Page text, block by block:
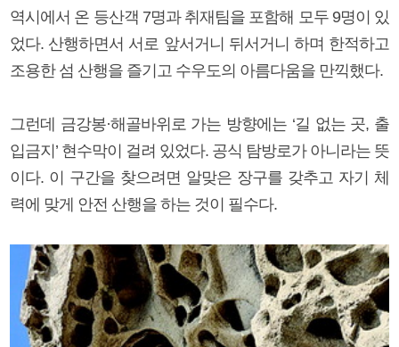
역시에서 온 등산객 7명과 취재팀을 포함해 모두 9명이 있
었다. 산행하면서 서로 앞서거니 뒤서거니 하며 한적하고
조용한 섬 산행을 즐기고 수우도의 아름다움을 만끽했다.
그런데 금강봉·해골바위로 가는 방향에는 ‘길 없는 곳, 출
입금지’ 현수막이 걸려 있었다. 공식 탐방로가 아니라는 뜻
이다. 이 구간을 찾으려면 알맞은 장구를 갖추고 자기 체
력에 맞게 안전 산행을 하는 것이 필수다.